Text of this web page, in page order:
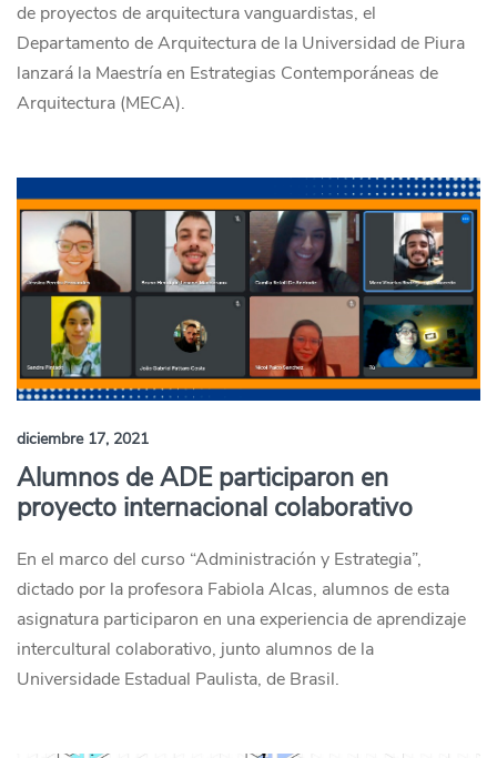
de proyectos de arquitectura vanguardistas, el
Departamento de Arquitectura de la Universidad de Piura
lanzará la Maestría en Estrategias Contemporáneas de
Arquitectura (MECA).
diciembre 17, 2021
Alumnos de ADE participaron en
proyecto internacional colaborativo
En el marco del curso “Administración y Estrategia”,
dictado por la profesora Fabiola Alcas, alumnos de esta
asignatura participaron en una experiencia de aprendizaje
intercultural colaborativo, junto alumnos de la
Universidade Estadual Paulista, de Brasil.